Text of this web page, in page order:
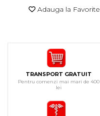
Adauga la Favorite
TRANSPORT GRATUIT
Pentru comenzi mai mari de 400
lei